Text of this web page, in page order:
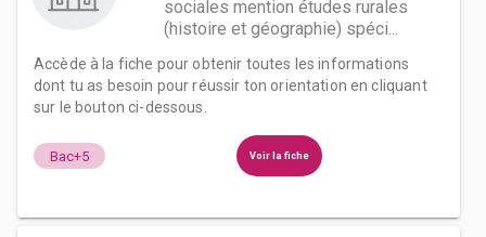
sociales mention études rurales
(histoire et géographie) spéci...
Accède à la fiche pour obtenir toutes les informations
dont tu as besoin pour réussir ton orientation en cliquant
sur le bouton ci-dessous.
Bac+5 Voir la fiche